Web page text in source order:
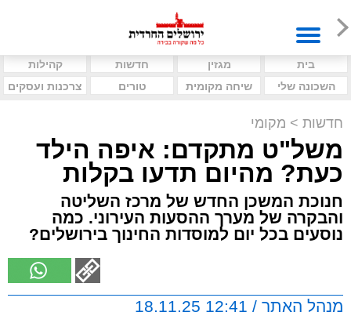
בית מגזין חדשות
קהילות
השכונה שלי
שיחה מקומית טורים צרכנות ועסקים
חדשות > מקומי
משל"ט מתקדם: איפה הילד
כעת? מהיום תדעו בקלות
חנוכת המשכן החדש של מרכז השליטה
והבקרה של מערך ההסעות העירוני. כמה
נוסעים בכל יום למוסדות החינוך בירושלים?
מנהל האתר / 12:41 18.11.25